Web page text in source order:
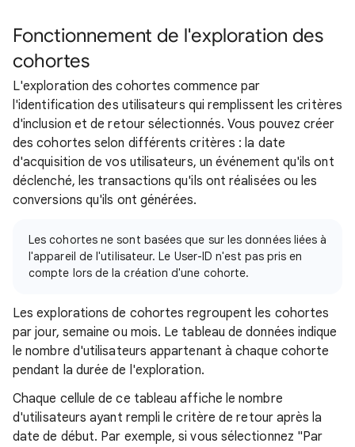
Fonctionnement de l'exploration des
cohortes
L'exploration des cohortes commence par
l'identification des utilisateurs qui remplissent les critères
d'inclusion et de retour sélectionnés. Vous pouvez créer
des cohortes selon différents critères : la date
d'acquisition de vos utilisateurs, un événement qu'ils ont
déclenché, les transactions qu'ils ont réalisées ou les
conversions qu'ils ont générées.
Les cohortes ne sont basées que sur les données liées à
l'appareil de l'utilisateur. Le User-ID n'est pas pris en
compte lors de la création d'une cohorte.
Les explorations de cohortes regroupent les cohortes
par jour, semaine ou mois. Le tableau de données indique
le nombre d'utilisateurs appartenant à chaque cohorte
pendant la durée de l'exploration.
Chaque cellule de ce tableau affiche le nombre
d'utilisateurs ayant rempli le critère de retour après la
date de début. Par exemple, si vous sélectionnez "Par